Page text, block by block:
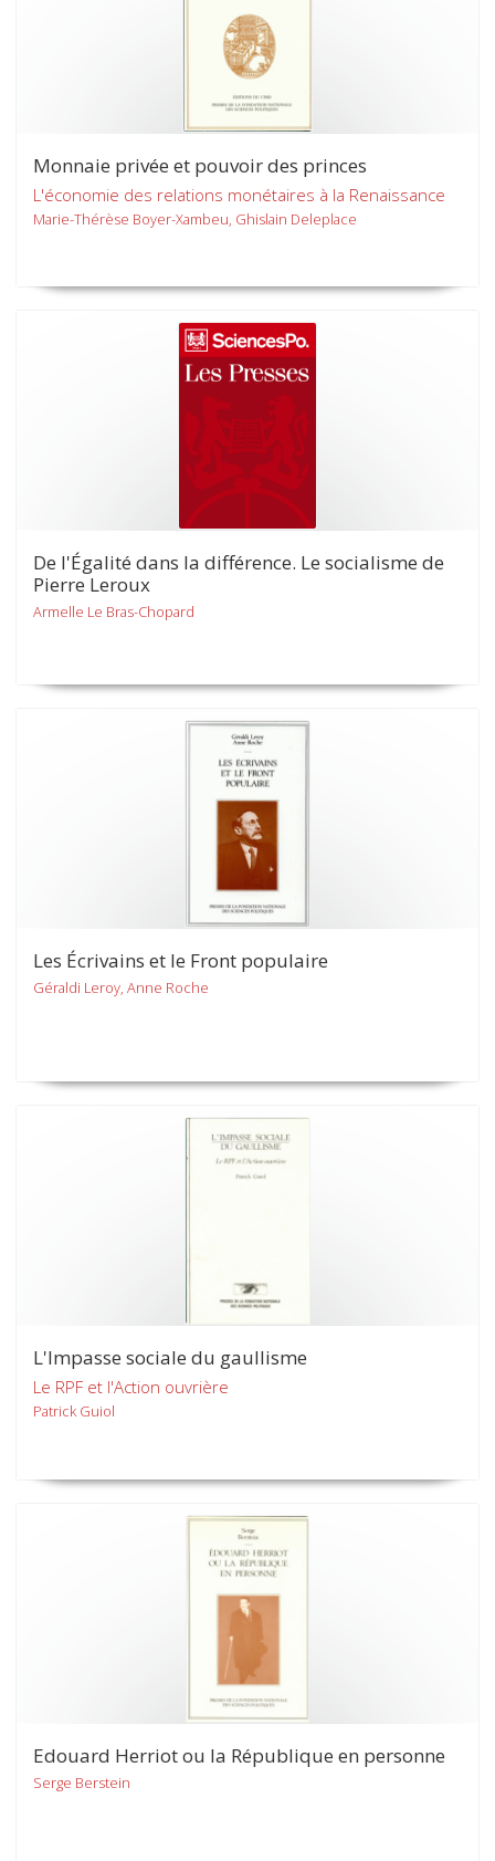
Monnaie privée et pouvoir des princes
L'économie des relations monétaires à la Renaissance
Marie-Thérèse Boyer-Xambeu, Ghislain Deleplace
De l'Égalité dans la différence. Le socialisme de
Pierre Leroux
Armelle Le Bras-Chopard
Les Écrivains et le Front populaire
Géraldi Leroy, Anne Roche
L'Impasse sociale du gaullisme
Le RPF et l'Action ouvrière
Patrick Guiol
Edouard Herriot ou la République en personne
Serge Berstein